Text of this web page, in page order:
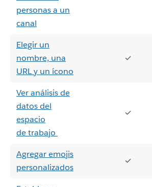
personas a un
canal
Elegir un
nombre, una
URL y un ícono
✓
Ver análisis de
datos del
espacio
de trabajo
✓
Agregar emojis
personalizados
✓